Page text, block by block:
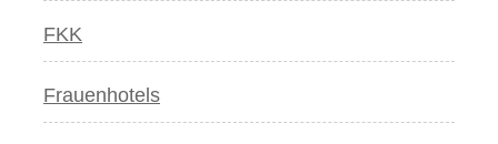
FKK
Frauenhotels